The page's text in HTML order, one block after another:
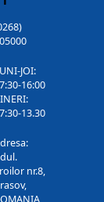
JOI:
16:00
13.30
nr.8,